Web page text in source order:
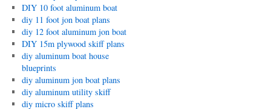
DIY 10 foot aluminum boat
diy 11 foot jon boat plans
diy 12 foot aluminum jon boat
DIY 15m plywood skiff plans
diy aluminum boat house
blueprints
diy aluminum jon boat plans
diy aluminum utility skiff
diy micro skiff plans